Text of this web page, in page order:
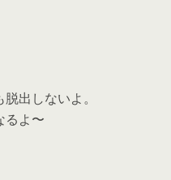
出しないよ。
るよ〜